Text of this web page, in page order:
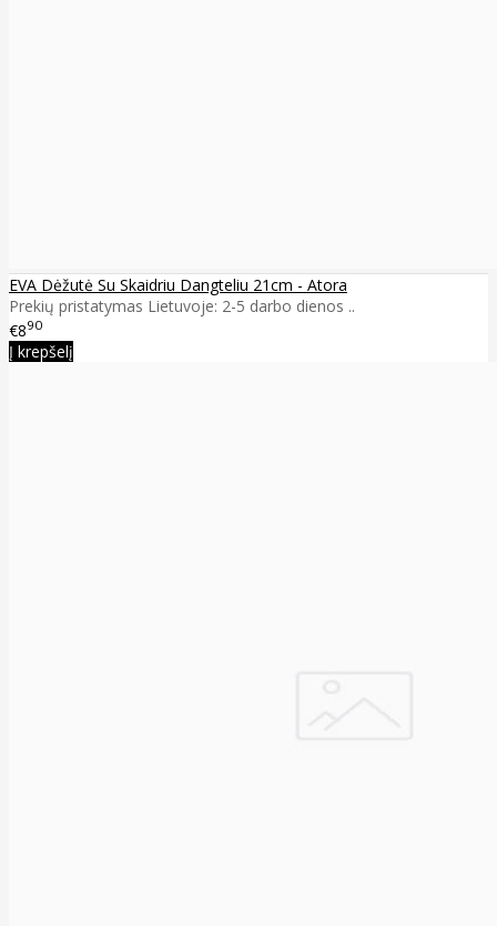
EVA Dėžutė Su Skaidriu Dangteliu 21cm - Atora
Prekių pristatymas Lietuvoje: 2-5 darbo dienos ..
€890
Į krepšelį